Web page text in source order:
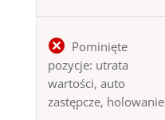
Pominięte
pozycje: utrata
wartości, auto
zastępcze, holowanie